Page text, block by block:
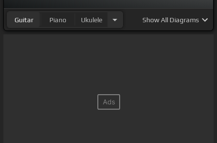
[Em]dice la Biblia que hasta lo último,
y no le iba bien, le iba peor,
Guitar Piano Ukulele ShowAll Diagrams